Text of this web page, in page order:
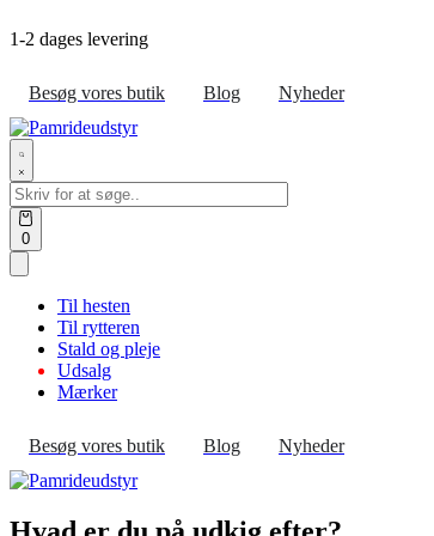
to
1-2 dages levering
Besøg vores butik Blog Nyheder
Search
for:
0Open
cart
Til hesten
Til rytteren
Stald og pleje
Udsalg
Mærker
Besøg vores butik Blog Nyheder